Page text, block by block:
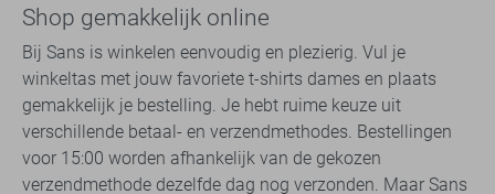
Shop gemakkelijk online
Bij Sans is winkelen eenvoudig en plezierig. Vul je
winkeltas met jouw favoriete t-shirts dames en plaats
gemakkelijk je bestelling. Je hebt ruime keuze uit
verschillende betaal- en verzendmethodes. Bestellingen
voor 15:00 worden afhankelijk van de gekozen
verzendmethode dezelfde dag nog verzonden. Maar Sans